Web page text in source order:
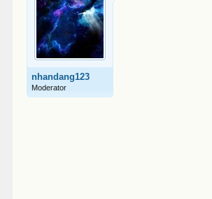
nhandang123
Moderator